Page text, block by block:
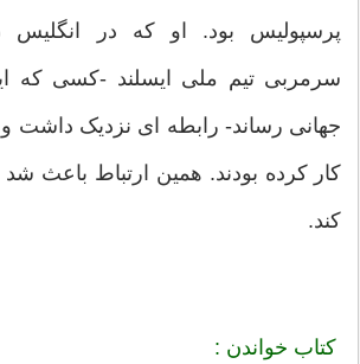
پرسپولیس بود. او که در انگلیس
سرمربی تیم ملی ایسلند -کسی که
جهانی رساند- رابطه ای نزدیک داشت و
کار کرده بودند. همین ارتباط باعث
کند.
کتاب خواندن :